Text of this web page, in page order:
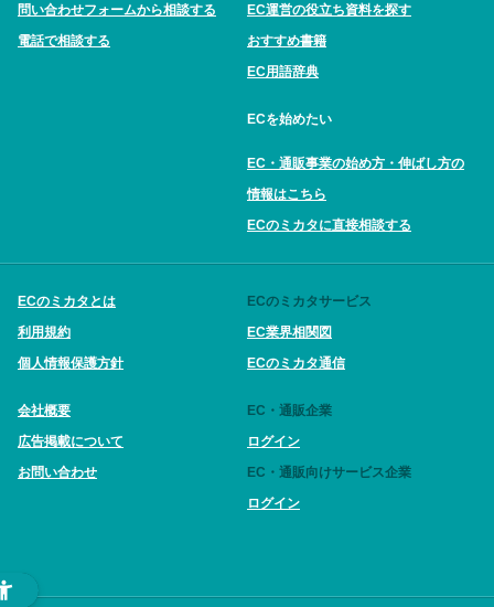
問い合わせフォームから相談する
電話で相談する
EC運営の役立ち資料を探す
おすすめ書籍
EC用語辞典
ECを始めたい
EC・通販事業の始め方・伸ばし方の
情報はこちら
ECのミカタに直接相談する
ECのミカタとは
利用規約
個人情報保護方針
会社概要
広告掲載について
お問い合わせ
ECのミカタサービス
EC業界相関図
ECのミカタ通信
EC・通販企業
ログイン
EC・通販向けサービス企業
ログイン